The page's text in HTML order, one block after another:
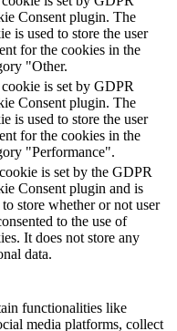
Consent plugin. The
is used to store the user
for the cookies in the
"Other.
is set by GDPR
Consent plugin. The
is used to store the user
for the cookies in the
"Performance".
is set by the GDPR
Consent plugin and is
to store whether or not user
to the use of
It does not store any
data.
functionalities like
media platforms, collect